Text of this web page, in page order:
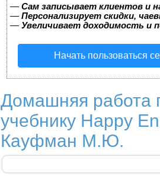
— Сам записывает клиентов и
— Персонализирует скидки,
— Увеличивает доходимость и
Начать пользоваться
Домашняя работа
учебнику Happy
Кауфман М.Ю.